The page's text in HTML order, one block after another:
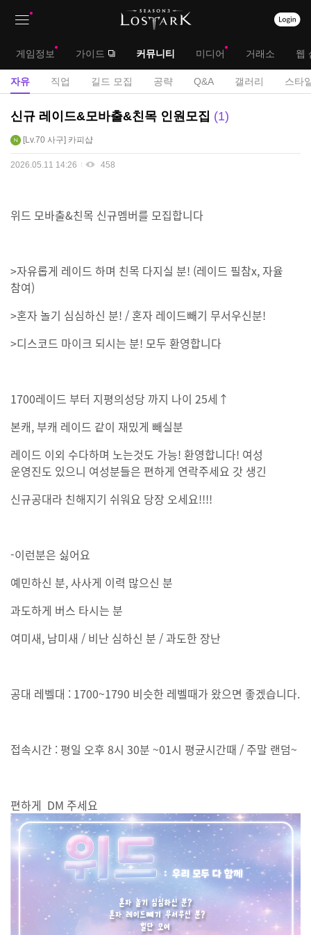
대
메
뉴
게임정보 가이드 커뮤니티 미디어 거래소 웹
서
자유 직업 길드 모집 공략 Q&A 갤러리 스타
자
게
신규 레이드&모바출&친목 인원모집 1
Lv.70 사구 카피샵
2026.05.11 14:26 458
위드 모바출&친목 신규멤버를 모집합니다
>자유롭게 레이드 하며 친목 다지실 분! (레이드 필참x, 자율
참여)
>혼자 놀기 심심하신 분! / 혼자 레이드빼기 무서우신분!
>디스코드 마이크 되시는 분! 모두 환영합니다
1700레이드 부터 지평의성당 까지 나이 25세↑
본캐, 부캐 레이드 같이 재밌게 빼실분
레이드 이외 수다하며 노는것도 가능! 환영합니다! 여성
운영진도 있으니 여성분들은 편하게 연락주세요 갓 생긴
신규공대라 친해지기 쉬워요 당장 오세요!!!!
-이런분은 싫어요
예민하신 분, 사사게 이력 많으신 분
과도하게 버스 타시는 분
여미새, 남미새 / 비난 심하신 분 / 과도한 장난
공대 레벨대 : 1700~1790 비슷한 레벨때가 왔으면 좋겠습니다.
접속시간 : 평일 오후 8시 30분 ~01시 평균시간때 / 주말 랜덤~
편하게 DM 주세요